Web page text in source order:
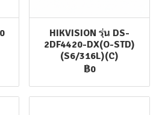
HIKVISION รุ่น DS-
2DF4420-DX(O-STD)
(S6/316L)(C)
฿0